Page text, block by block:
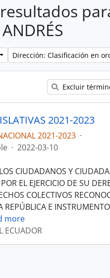
Dirección: Clasificación en
Excluir
2021-2023
2021-2023 ·
· 2022-03-10
CIUDADANOS Y
EL EJERCICIO DE SU
COLECTIVOS
REPÚBLICA E
more
ECUADOR